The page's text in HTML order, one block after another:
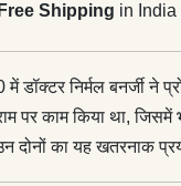
Free Shipping in India
में डॉक्टर निर्मल बनर्जी ने
पर काम किया था,
दोनों का यह खतरनाक